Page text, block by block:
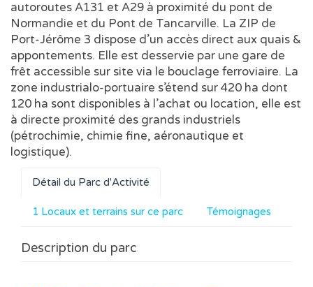
autoroutes A131 et A29 à proximité du pont de
Normandie et du Pont de Tancarville. La ZIP de
Port-Jérôme 3 dispose d’un accès direct aux quais &
appontements. Elle est desservie par une gare de
frêt accessible sur site via le bouclage ferroviaire. La
zone industrialo-portuaire s’étend sur 420 ha dont
120 ha sont disponibles à l’achat ou location, elle est
à directe proximité des grands industriels
(pétrochimie, chimie fine, aéronautique et
logistique).
Détail du Parc d'Activité
1 Locaux et terrains sur ce parc Témoignages
Description du parc